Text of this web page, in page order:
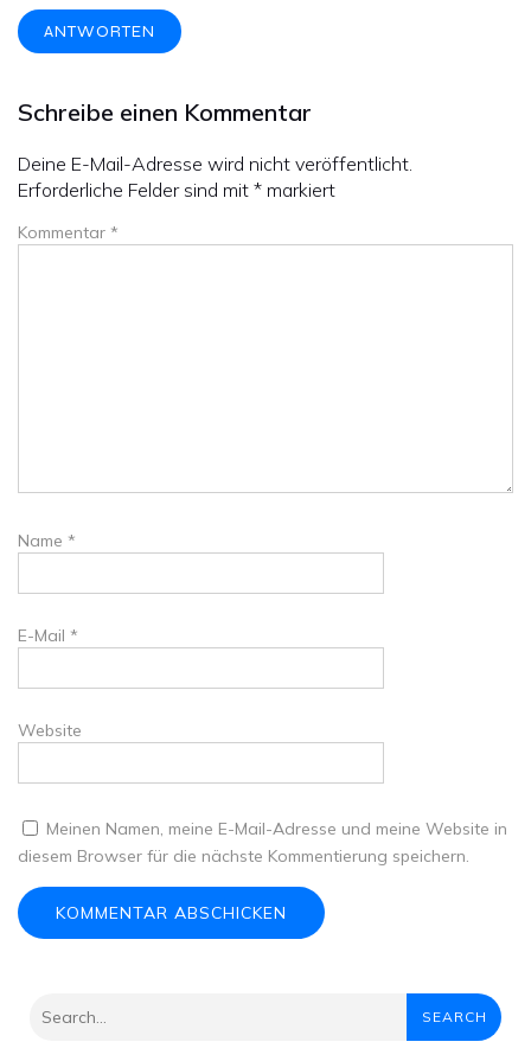
ANTWORTEN
Schreibe einen Kommentar
Deine E-Mail-Adresse wird nicht veröffentlicht.
Erforderliche Felder sind mit * markiert
Kommentar *
Name *
E-Mail *
Website
Meinen Namen, meine E-Mail-Adresse und meine Website in
diesem Browser für die nächste Kommentierung speichern.
SEARCH